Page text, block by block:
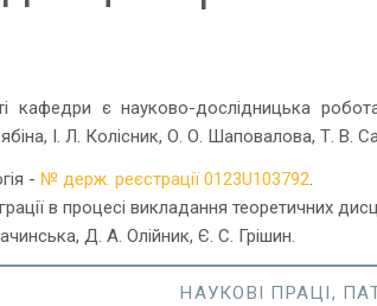
кафедри є науково-дослідницька
І. Л. Колісник, О. О. Шаповалова, Т. В.
- № держ. реєстрації 0123U103792.
в процесі викладання теоретичних
Д. А. Олійник, Є. С. Грішин.
НАУКОВІ ПРАЦІ,